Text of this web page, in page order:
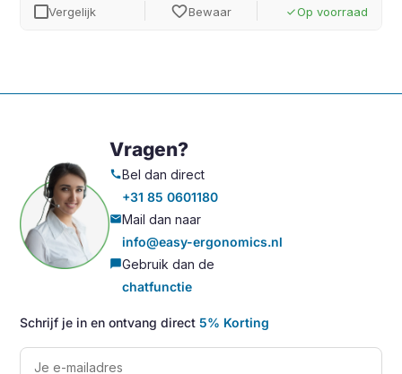
Vergelijk favoriteBewaar doneOp voorraad
Vragen?
callBel dan direct
+31 85 0601180
mailMail dan naar
info@easy-ergonomics.nl
chat_bubbleGebruik dan de
chatfunctie
Schrijf je in en ontvang direct5% Korting